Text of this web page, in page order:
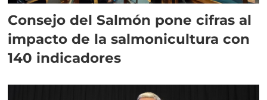
Consejo del Salmón pone cifras al
impacto de la salmonicultura con
140 indicadores